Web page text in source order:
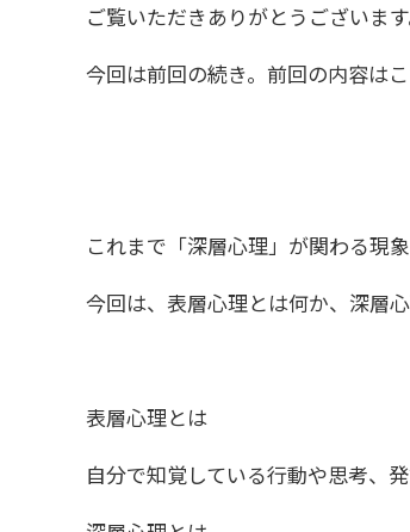
ご覧いただきありがとうございます
今回は前回の続き。前回の内容は
これまで「深層心理」が関わる現
今回は、表層心理とは何か、深層
表層心理とは
自分で知覚している行動や思考、